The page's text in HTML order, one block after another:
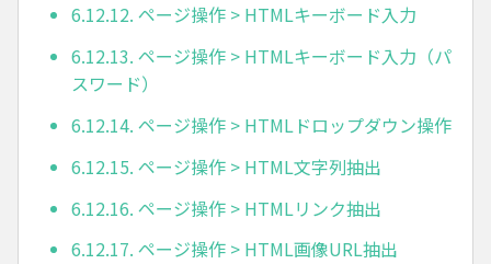
6.12.12. ページ操作 > HTMLキーボード入力
6.12.13. ページ操作 > HTMLキーボード入力（パ
スワード）
6.12.14. ページ操作 > HTMLドロップダウン操作
6.12.15. ページ操作 > HTML文字列抽出
6.12.16. ページ操作 > HTMLリンク抽出
6.12.17. ページ操作 > HTML画像URL抽出